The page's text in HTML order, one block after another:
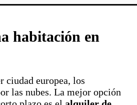
habitación en
ciudad europea, los
las nubes. La mejor opción